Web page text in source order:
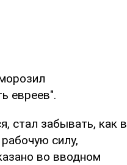
евреев".
стал забывать, как в
силу,
во вводном